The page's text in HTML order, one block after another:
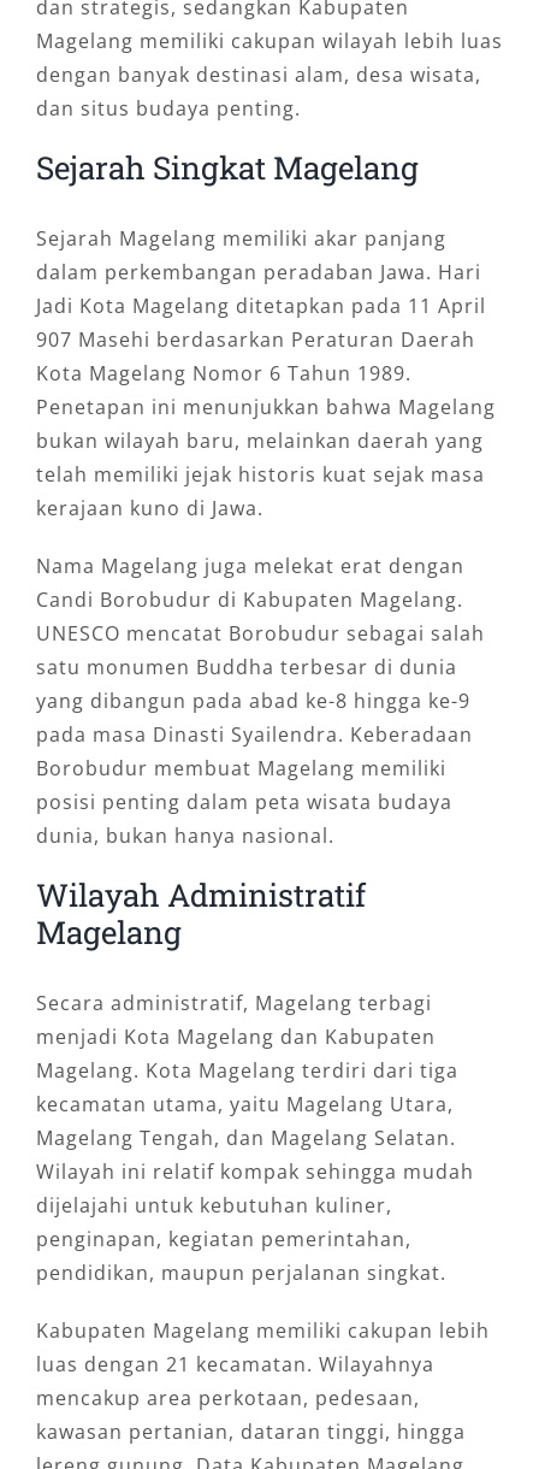
dan strategis, sedangkan Kabupaten
Magelang memiliki cakupan wilayah lebih luas
dengan banyak destinasi alam, desa wisata,
dan situs budaya penting.
Sejarah Singkat Magelang
Sejarah Magelang memiliki akar panjang
dalam perkembangan peradaban Jawa. Hari
Jadi Kota Magelang ditetapkan pada 11 April
907 Masehi berdasarkan Peraturan Daerah
Kota Magelang Nomor 6 Tahun 1989.
Penetapan ini menunjukkan bahwa Magelang
bukan wilayah baru, melainkan daerah yang
telah memiliki jejak historis kuat sejak masa
kerajaan kuno di Jawa.
Nama Magelang juga melekat erat dengan
Candi Borobudur di Kabupaten Magelang.
UNESCO mencatat Borobudur sebagai salah
satu monumen Buddha terbesar di dunia
yang dibangun pada abad ke-8 hingga ke-9
pada masa Dinasti Syailendra. Keberadaan
Borobudur membuat Magelang memiliki
posisi penting dalam peta wisata budaya
dunia, bukan hanya nasional.
Wilayah Administratif
Magelang
Secara administratif, Magelang terbagi
menjadi Kota Magelang dan Kabupaten
Magelang. Kota Magelang terdiri dari tiga
kecamatan utama, yaitu Magelang Utara,
Magelang Tengah, dan Magelang Selatan.
Wilayah ini relatif kompak sehingga mudah
dijelajahi untuk kebutuhan kuliner,
penginapan, kegiatan pemerintahan,
pendidikan, maupun perjalanan singkat.
Kabupaten Magelang memiliki cakupan lebih
luas dengan 21 kecamatan. Wilayahnya
mencakup area perkotaan, pedesaan,
kawasan pertanian, dataran tinggi, hingga